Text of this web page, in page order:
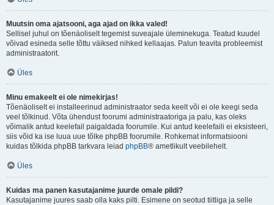
Muutsin oma ajatsooni, aga ajad on ikka valed!
Sellisel juhul on tõenäoliselt tegemist suveajale üleminekuga. Teatud kuudel
võivad esineda selle tõttu väiksed nihked kellaajas. Palun teavita probleemist
administraatorit.
Üles
Minu emakeelt ei ole nimekirjas!
Tõenäoliselt ei installeerinud administraator seda keelt või ei ole keegi seda
veel tõlkinud. Võta ühendust foorumi administraatoriga ja palu, kas oleks
võimalik antud keelefail paigaldada foorumile. Kui antud keelefaili ei eksisteeri,
siis võid ka ise luua uue tõlke phpBB foorumile. Rohkemat informatsiooni
kuidas tõlkida phpBB tarkvara leiad phpBB® ametlikult veebilehelt.
Üles
Kuidas ma panen kasutajanime juurde omale pildi?
Kasutajanime juures saab olla kaks pilti. Esimene on seotud tiitliga ja selle